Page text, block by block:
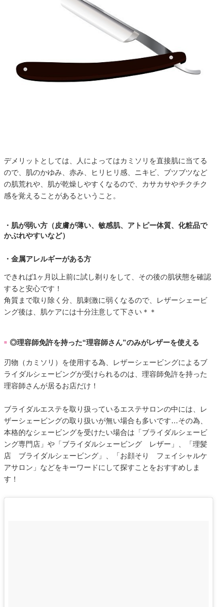
デメリットとしては、人によってはカミソリを直接肌に当てる
ので、肌のかゆみ、赤み、ヒリヒリ感、ニキビ、ブツブツなど
の肌荒れや、肌が乾燥しやすくなるので、カサカサやチクチク
感を覚えることがあるということ。
・肌が弱い方（皮膚が薄い、敏感肌、アトピー体質、化粧品で
かぶれやすいなど）
・金属アレルギーがある方
できれば1ヶ月以上前に試し剃りをして、その後の肌状態を確認
すると安心です！
角質まで取り除く分、肌刺激に弱くなるので、レザーシェービ
ング後は、肌ケアには十分注意して下さい＊＊
■ ◎理容師免許を持った“理容師さん”のみがレザーを使える
刃物（カミソリ）を使用する為、レザーシェービングによるブ
ライダルシェービングが受けられるのは、理容師免許を持った
理容師さんが居るお店だけ！
ブライダルエステを取り扱っているエステサロンの中には、レ
ザーシェービングの取り扱いが無い場合も多いです…その為、
本格的なシェービングを受けたい場合は「ブライダルシェービ
ング専門店」や「ブライダルシェービング レザー」、「理髪
店 ブライダルシェービング」、「お顔そり フェイシャルケ
アサロン」などをキーワードにして探すことをおすすめしま
す！